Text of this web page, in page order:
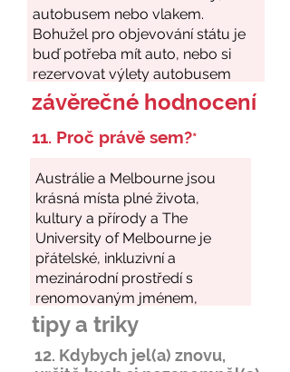
závěrečné hodnocení
11. Proč právě sem?*
tipy a triky
12. Kdybych jel(a) znovu,